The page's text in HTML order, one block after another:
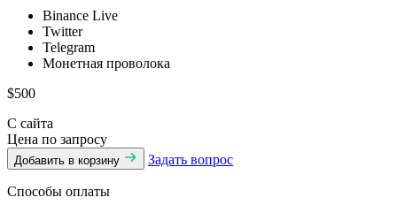
Binance Live
Twitter
Telegram
Монетная проволока
$500
С сайта
Цена по запросу
Добавить в корзину Задать вопрос
Способы оплаты